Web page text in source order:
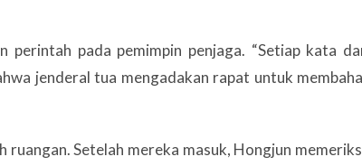
perintah pada pemimpin penjaga. “Setiap kata
jenderal tua mengadakan rapat untuk
ruangan. Setelah mereka masuk, Hongjun